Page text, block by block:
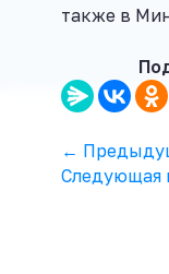
также в
←
Следующая